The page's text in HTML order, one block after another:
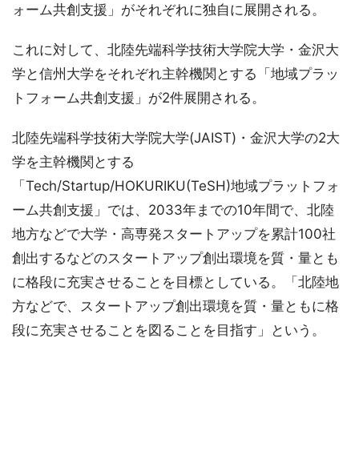
ォーム共創支援」がそれぞれに独自に展開される。
これに対して、北陸先端科学技術大学院大学・金沢大
学と信州大学をそれぞれ主幹機関とする「地域プラッ
トフォーム共創支援」が2件展開される。
北陸先端科学技術大学院大学(JAIST)・金沢大学の2大
学を主幹機関とする
「Tech/Startup/HOKURIKU(TeSH)地域プラットフォ
ーム共創支援」では、2033年までの10年間で、北陸
地方などで大学・高専発スタートアップを累計100社
創出するなどのスタートアップ創出環境を質・量とも
に格段に充実させることを目標としている。「北陸地
方などで、スタートアップ創出環境を質・量ともに格
段に充実させることを図ることを目指す」という。